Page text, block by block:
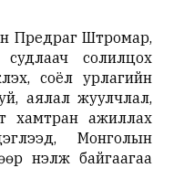
Предраг Штромар,
солилцох
соёл урлагийн
аялал жуулчлал,
хамтран ажиллах
Монголын
үнэлж байгаагаа